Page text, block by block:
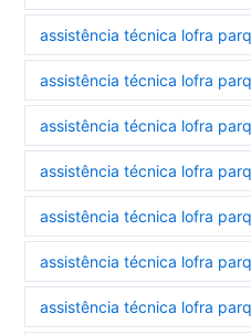
assistência técnica lofra
assistência técnica lofra
assistência técnica lofra
assistência técnica lofra
assistência técnica lofra
assistência técnica lofra
assistência técnica lofra